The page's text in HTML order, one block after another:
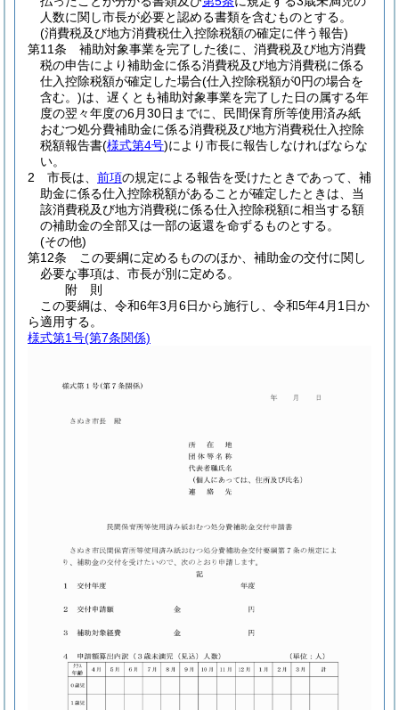
人数に関し市長が必要と認める書類を含むものとする。
(消費税及び地方消費税仕入控除税額の確定に伴う報告)
第11条
補助対象事業を完了した後に、消費税及び地方消費
税の申告により補助金に係る消費税及び地方消費税に係る
仕入控除税額が確定した場合(仕入控除税額が0円の場合を
含む。)は、遅くとも補助対象事業を完了した日の属する年
度の翌々年度の6月30日までに、民間保育所等使用済み紙
おむつ処分費補助金に係る消費税及び地方消費税仕入控除
税額報告書(様式第4号)により市長に報告しなければならな
い。
2
市長は、 前項の規定による報告を受けたときであって、補
助金に係る仕入控除税額があることが確定したときは、当
該消費税及び地方消費税に係る仕入控除税額に相当する額
の補助金の全部又は一部の返還を命ずるものとする。
(その他)
第12条
この要綱に定めるもののほか、補助金の交付に関し
必要な事項は、市長が別に定める。
附 則
この要綱は、令和6年3月6日から施行し、令和5年4月1日か
ら適用する。
様式第1号(第7条関係)